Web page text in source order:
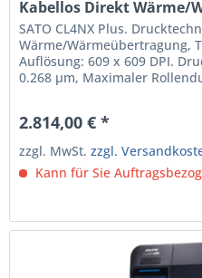
Kabellos Direkt Wärme/
Drucker (WWCLP300NUK)
SATO CL4NX Plus.
Wärme/Wärmeübertragung,
Auflösung: 609 x 609 DPI.
0.268 µm, Maximaler
Anschlusstyp: USB Type-A /
Schnittstelle: RS-232C.
2.814,00 € *
zzgl. MwSt.zzgl.
Kann für Sie